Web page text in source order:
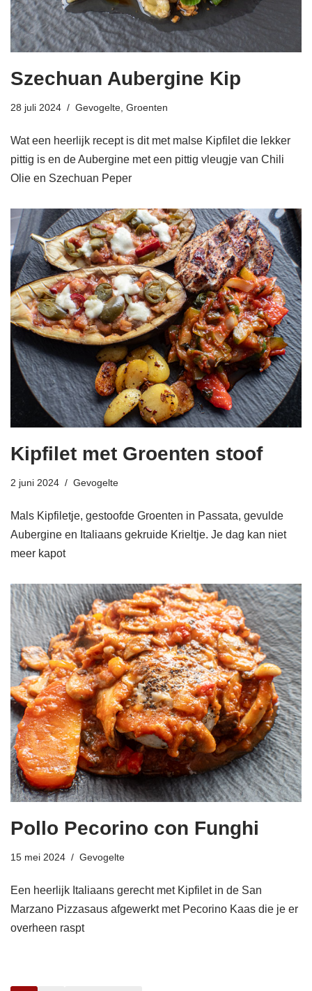
Szechuan Aubergine Kip
28 juli 2024 Gevogelte Groenten
Wat een heerlijk recept is dit met malse Kipfilet die lekker
pittig is en de Aubergine met een pittig vleugje van Chili
Olie en Szechuan Peper
Kipfilet met Groenten stoof
2 juni 2024 Gevogelte
Mals Kipfiletje, gestoofde Groenten in Passata, gevulde
Aubergine en Italiaans gekruide Krieltje. Je dag kan niet
meer kapot
Pollo Pecorino con Funghi
15 mei 2024 Gevogelte
Een heerlijk Italiaans gerecht met Kipfilet in de San
Marzano Pizzasaus afgewerkt met Pecorino Kaas die je er
overheen raspt